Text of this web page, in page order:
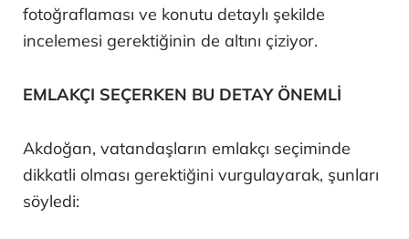
fotoğraflaması ve konutu detaylı şekilde
incelemesi gerektiğinin de altını çiziyor.
EMLAKÇI SEÇERKEN BU DETAY ÖNEMLİ
Akdoğan, vatandaşların emlakçı seçiminde
dikkatli olması gerektiğini vurgulayarak, şunları
söyledi: